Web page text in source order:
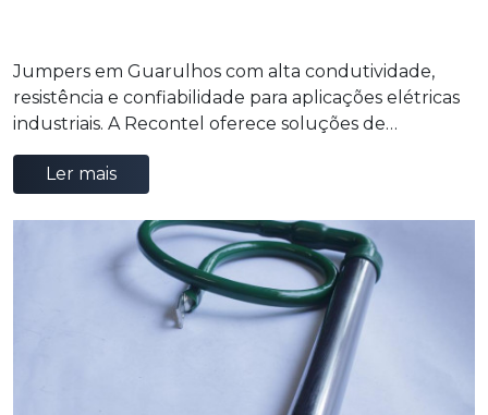
Jumpers em Guarulhos com alta condutividade,
resistência e confiabilidade para aplicações elétricas
industriais. A Recontel oferece soluções de
Ler mais